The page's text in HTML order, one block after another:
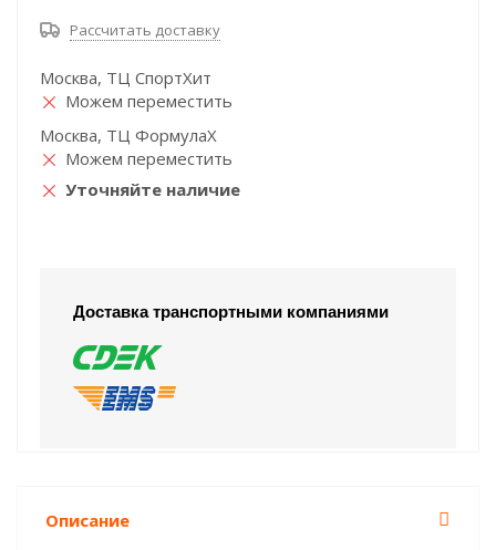
Рассчитать доставку
Москва, ТЦ СпортХит
Можем переместить
Москва, ТЦ ФормулаХ
Можем переместить
Уточняйте наличие
Доставка транспортными компаниями
Описание